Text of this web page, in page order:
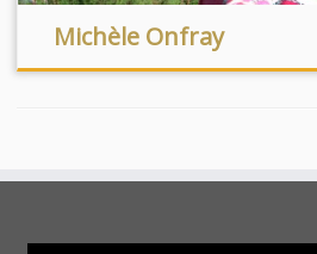
Michèle Onfray